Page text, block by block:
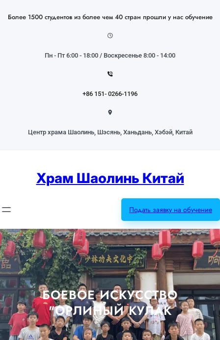
Более 1500 студентов из более чем 40 стран прошли у нас обучение
Пн - Пт 6:00 - 18:00 / Воскресенье 8:00 - 14:00
+86 151- 0266-1196
Центр храма Шаолинь, Шэсянь, Ханьдань, Хэбэй, Китай
Храм Шаолинь Китай
Подать заявку на обучение
БОЕВОЕ ИСКУССТВО
"ОРЛИНЫЙ КУЛАК